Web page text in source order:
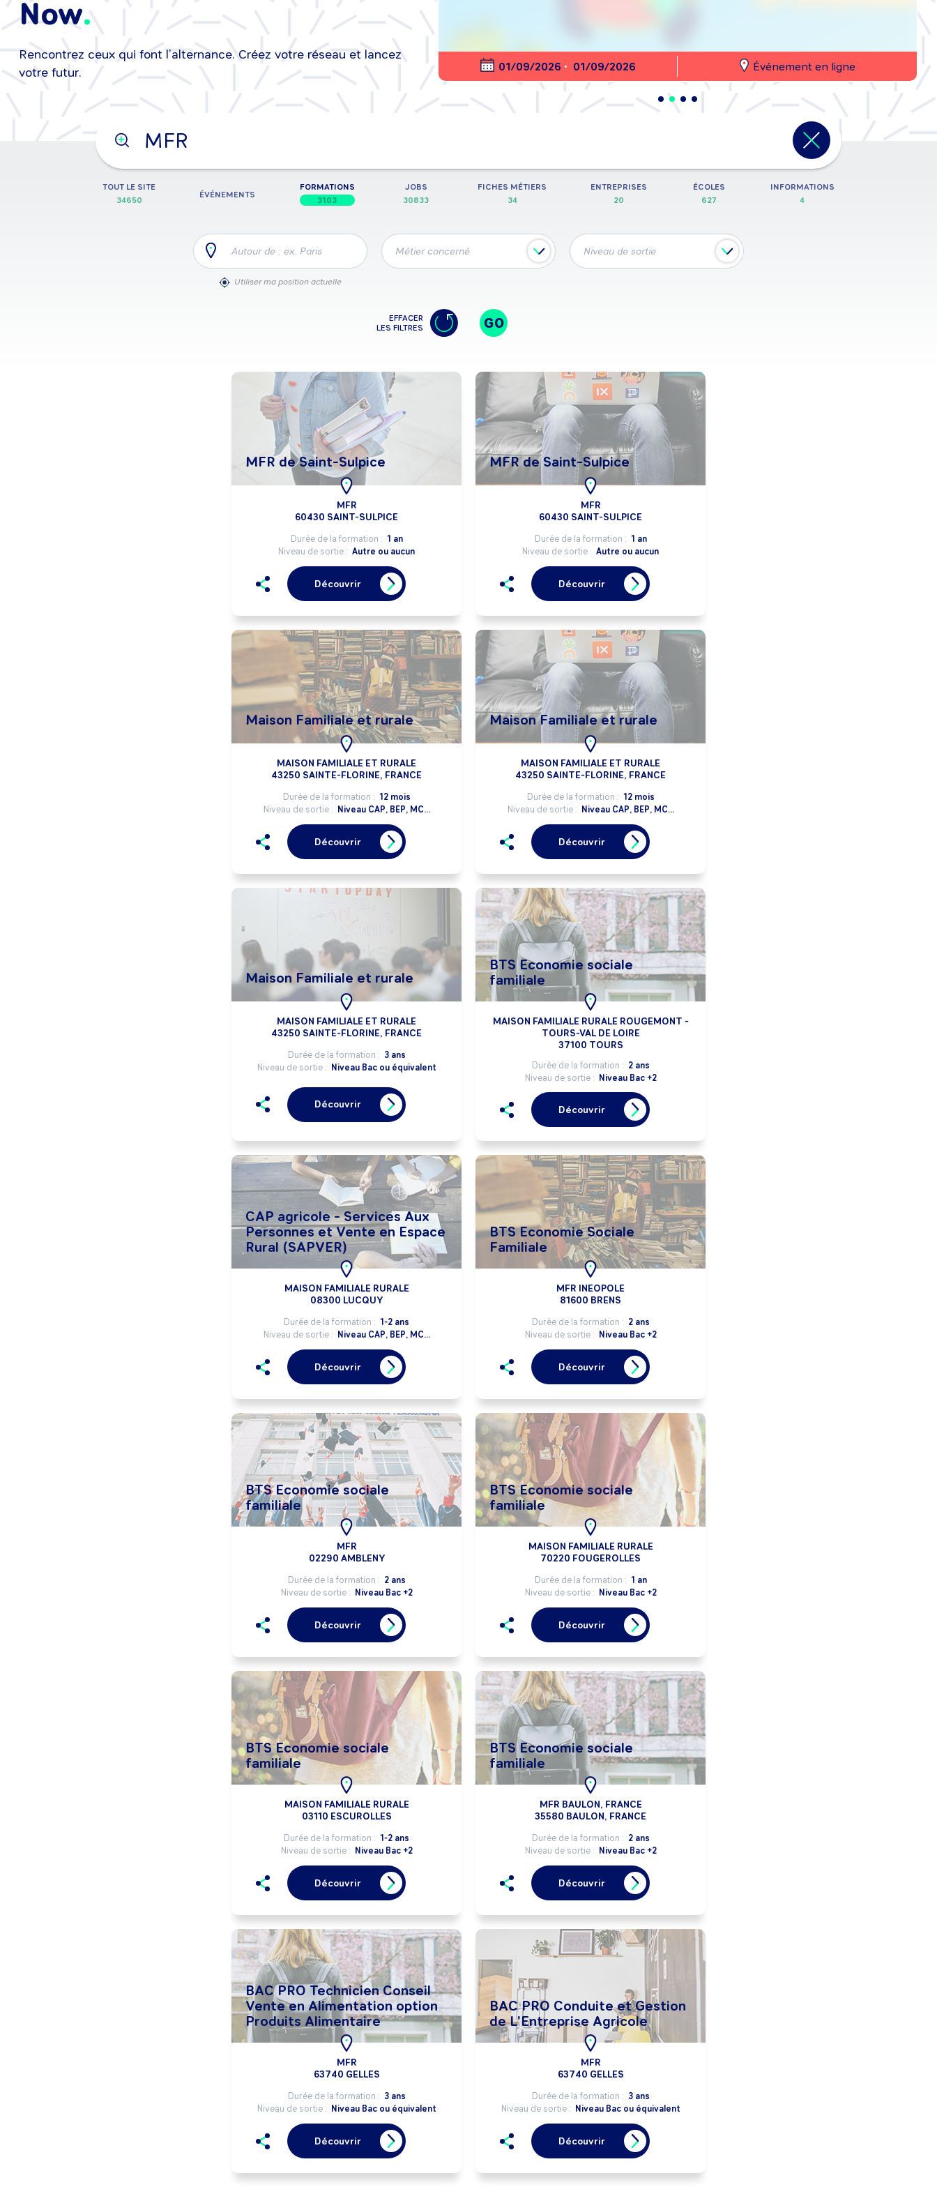
Now
Rencontrez ceux qui font l’alternance. Créez votre réseau et lancez
votre futur.
25/08/2026 01/09/2026 • 01/09/2026 Événement en ligne
TOUT LE SITE
34650
ÉVÉNEMENTS
FORMATIONS
3103
JOBS
30833
FICHES MÉTIERS
34
ENTREPRISES
20
ÉCOLES
627
INFORMATIONS
4
EFFACER
LES FILTRES
Autour de : ex. Paris
Utiliser ma position actuelle
Métier concerné Niveau de sortie
GO
MFR de Saint-Sulpice
MFR
60430 SAINT-SULPICE
Durée de la formation : 1 an
Niveau de sortie : Autre ou aucun
Découvrir
MFR de Saint-Sulpice
MFR
60430 SAINT-SULPICE
Durée de la formation : 1 an
Niveau de sortie : Autre ou aucun
Découvrir
Maison Familiale et rurale
MAISON FAMILIALE ET RURALE
43250 SAINTE-FLORINE, FRANCE
Durée de la formation : 12 mois
Niveau de sortie : Niveau CAP, BEP, MC...
Découvrir
Maison Familiale et rurale
MAISON FAMILIALE ET RURALE
43250 SAINTE-FLORINE, FRANCE
Durée de la formation : 12 mois
Niveau de sortie : Niveau CAP, BEP, MC...
Découvrir
Maison Familiale et rurale
MAISON FAMILIALE ET RURALE
43250 SAINTE-FLORINE, FRANCE
Durée de la formation : 3 ans
Niveau de sortie : Niveau Bac ou équivalent
Découvrir
BTS Economie sociale
familiale
MAISON FAMILIALE RURALE ROUGEMONT -
TOURS-VAL DE LOIRE
37100 TOURS
Durée de la formation : 2 ans
Niveau de sortie : Niveau Bac +2
Découvrir
CAP agricole - Services Aux
Personnes et Vente en Espace
Rural (SAPVER)
MAISON FAMILIALE RURALE
08300 LUCQUY
Durée de la formation : 1-2 ans
Niveau de sortie : Niveau CAP, BEP, MC...
Découvrir
BTS Economie Sociale
Familiale
MFR INEOPOLE
81600 BRENS
Durée de la formation : 2 ans
Niveau de sortie : Niveau Bac +2
Découvrir
BTS Economie sociale
familiale
MFR
02290 AMBLENY
Durée de la formation : 2 ans
Niveau de sortie : Niveau Bac +2
Découvrir
BTS Economie sociale
familiale
MAISON FAMILIALE RURALE
70220 FOUGEROLLES
Durée de la formation : 1 an
Niveau de sortie : Niveau Bac +2
Découvrir
BTS Economie sociale
familiale
MAISON FAMILIALE RURALE
03110 ESCUROLLES
Durée de la formation : 1-2 ans
Niveau de sortie : Niveau Bac +2
Découvrir
BTS Economie sociale
familiale
MFR BAULON, FRANCE
35580 BAULON, FRANCE
Durée de la formation : 2 ans
Niveau de sortie : Niveau Bac +2
Découvrir
BAC PRO Technicien Conseil
Vente en Alimentation option
Produits Alimentaire
MFR
63740 GELLES
Durée de la formation : 3 ans
Niveau de sortie : Niveau Bac ou équivalent
Découvrir
BAC PRO Conduite et Gestion
de L'Entreprise Agricole
MFR
63740 GELLES
Durée de la formation : 3 ans
Niveau de sortie : Niveau Bac ou équivalent
Découvrir